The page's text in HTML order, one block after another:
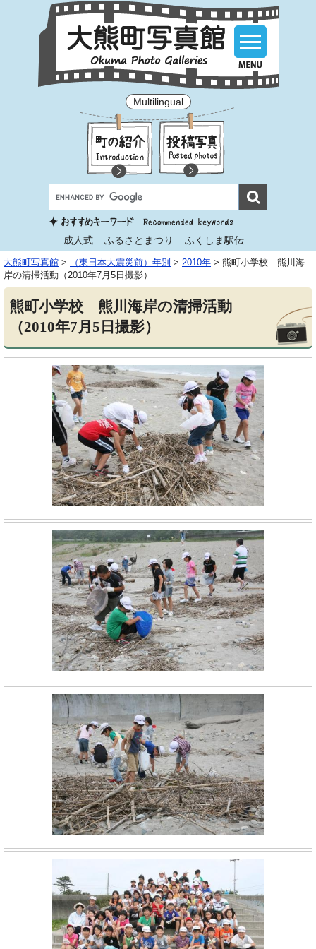
Multilingual
成人式 ふるさとまつり ふくしま駅伝
大熊町写真館 > （東日本大震災前）年別 > 2010年 > 熊町小学校 熊川海
岸の清掃活動（2010年7月5日撮影）
熊町小学校 熊川海岸の清掃活動
（2010年7月5日撮影）